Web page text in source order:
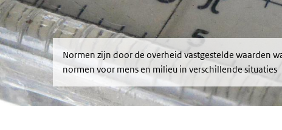
Normen zijn door de overheid vastgestelde waarden
normen voor mens en milieu in verschillende situaties